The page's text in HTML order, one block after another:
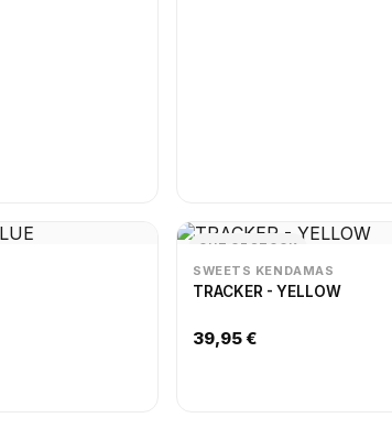
OUT OF STOCK
SWEETS KENDAMAS
TRACKER - YELLOW
39,95 €